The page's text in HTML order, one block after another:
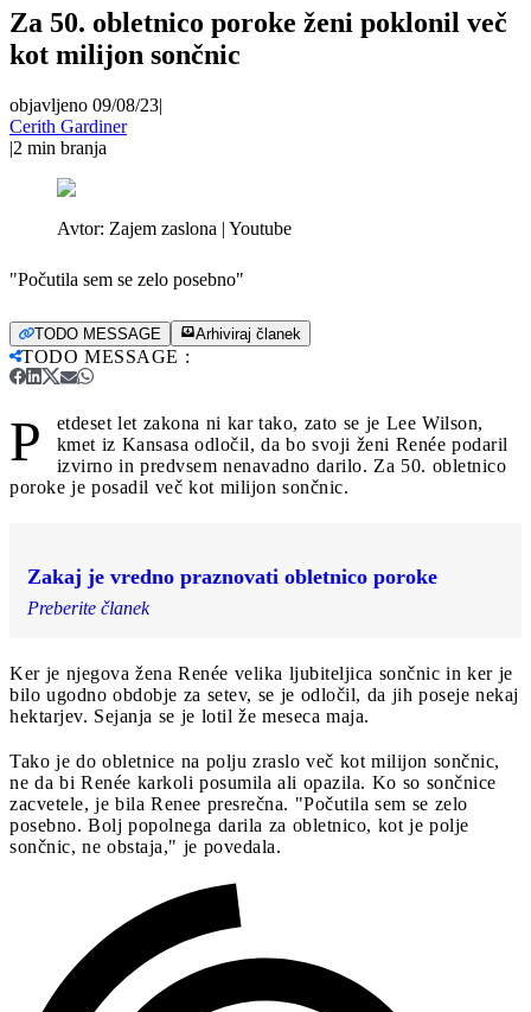
Za 50. obletnico poroke ženi poklonil več
kot milijon sončnic
objavljeno 09/08/23|
Cerith Gardiner
|2 min branja
Avtor: Zajem zaslona | Youtube
"Počutila sem se zelo posebno"
TODO MESSAGE Arhiviraj članek
TODO MESSAGE :
P
etdeset let zakona ni kar tako, zato se je Lee Wilson,
kmet iz Kansasa odločil, da bo svoji ženi Renée podaril
izvirno in predvsem nenavadno darilo. Za 50. obletnico
poroke je posadil več kot milijon sončnic.
Zakaj je vredno praznovati obletnico poroke
Preberite članek
Ker je njegova žena Renée velika ljubiteljica sončnic in ker je
bilo ugodno obdobje za setev, se je odločil, da jih poseje nekaj
hektarjev. Sejanja se je lotil že meseca maja.
Tako je do obletnice na polju zraslo več kot milijon sončnic,
ne da bi Renée karkoli posumila ali opazila. Ko so sončnice
zacvetele, je bila Renee presrečna. "Počutila sem se zelo
posebno. Bolj popolnega darila za obletnico, kot je polje
sončnic, ne obstaja," je povedala.